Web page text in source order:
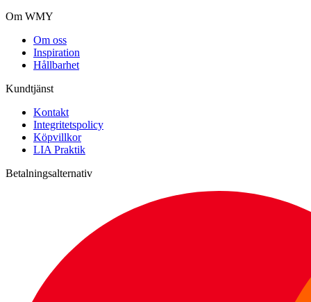
Om WMY
Om oss
Inspiration
Hållbarhet
Kundtjänst
Kontakt
Integritetspolicy
Köpvillkor
LIA Praktik
Betalningsalternativ